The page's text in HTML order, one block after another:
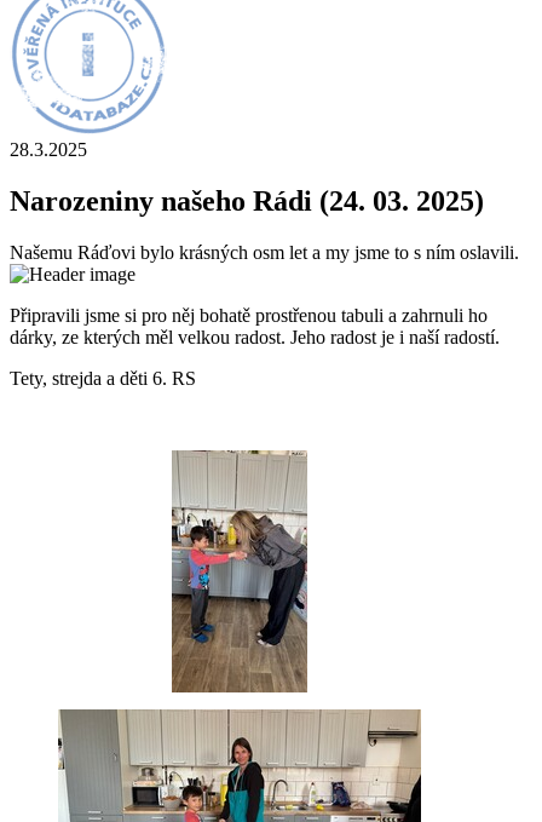
28.3.2025
Narozeniny našeho Rádi (24. 03. 2025)
Našemu Ráďovi bylo krásných osm let a my jsme to s ním oslavili.
Připravili jsme si pro něj bohatě prostřenou tabuli a zahrnuli ho
dárky, ze kterých měl velkou radost. Jeho radost je i naší radostí.
Tety, strejda a děti 6. RS